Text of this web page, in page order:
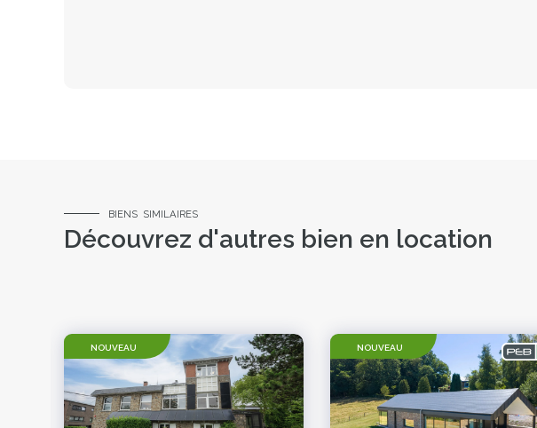
BIENS SIMILAIRES
Découvrez d'autres bien en location
NOUVEAU NOUVEAU